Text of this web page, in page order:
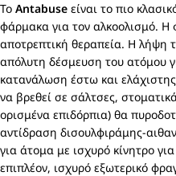
Το Antabuse είναι το πιο
φάρμακα για τον αλκοολισμό. Η
αποτρεπτική θεραπεία. Η λήψη
απόλυτη δέσμευση του ατόμου
κατανάλωση έστω και
να βρεθεί σε σάλτσες,
ορισμένα επιδόρπια) θα
αντίδραση δισουλφιράμης-
για άτομα με ισχυρό κίνητρο
επιπλέον, ισχυρό εξωτερικό